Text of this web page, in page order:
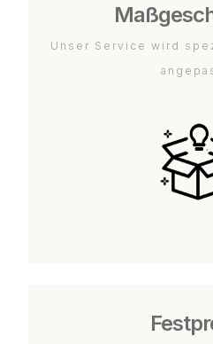
Unser Service wird